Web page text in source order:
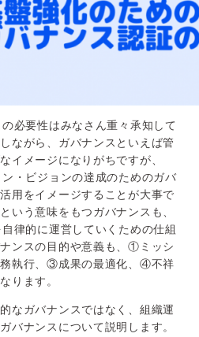
必要性はみなさん重々承知して
ながら、ガバナンスといえば管
イメージになりがちですが、
・ビジョンの達成のためのガバ
用をイメージすることが大事で
いう意味をもつガバナンスも、
律的に運営していくための仕組
ンスの目的や意義も、①ミッシ
執行、③成果の最適化、④不祥
ります。
なガバナンスではなく、組織運
バナンスについて説明します。